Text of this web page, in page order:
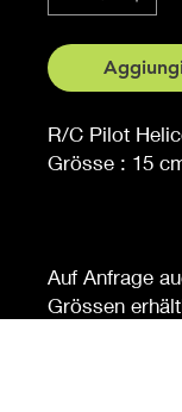
R/C Pilot
Grösse : 15
Auf Anfrage
Grössen